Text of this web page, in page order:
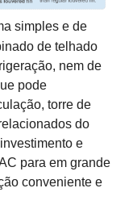
simples e de
de telhado
nem de
pode
torre de
do
e
para em grande
conveniente e